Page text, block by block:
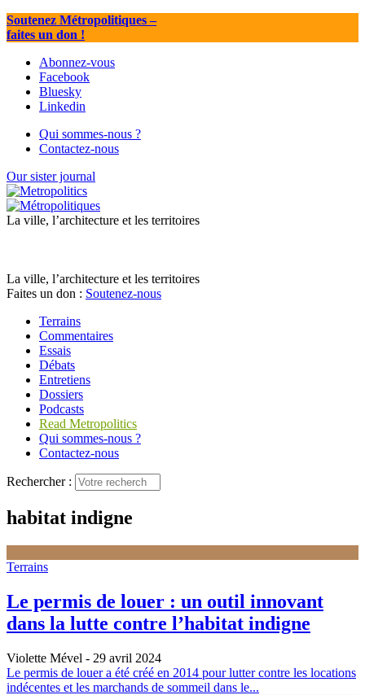
Soutenez Métropolitiques–
faites un don !
Abonnez-vous
Facebook
Bluesky
Linkedin
Qui sommes-nous ?
Contactez-nous
Our sister journal
La ville, l’architecture et les territoires
La ville, l’architecture et les territoires
Faites un don : Soutenez-nous
Terrains
Commentaires
Essais
Débats
Entretiens
Dossiers
Podcasts
Read Metropolitics
Qui sommes-nous ?
Contactez-nous
Rechercher :
habitat indigne
Terrains
Le permis de louer : un outil innovant
dans la lutte contre l’habitat indigne
Violette Mével - 29 avril 2024
Le permis de louer a été créé en 2014 pour lutter contre les locations
indécentes et les marchands de sommeil dans le...